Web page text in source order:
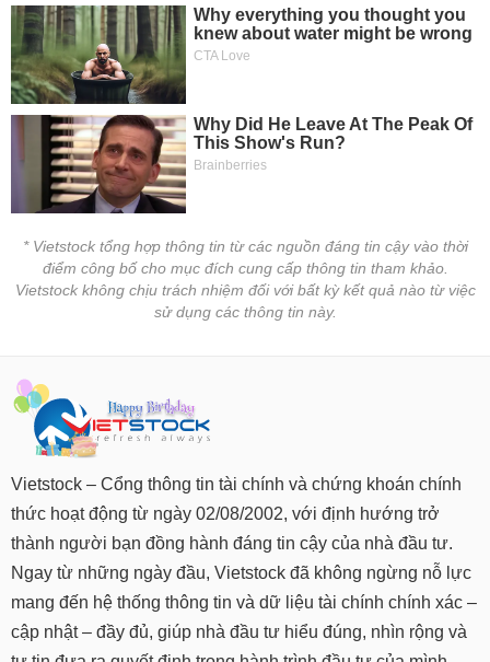
* Vietstock tổng hợp thông tin từ các nguồn đáng tin cậy vào thời
điểm công bố cho mục đích cung cấp thông tin tham khảo.
Vietstock không chịu trách nhiệm đối với bất kỳ kết quả nào từ việc
sử dụng các thông tin này.
Vietstock – Cổng thông tin tài chính và chứng khoán chính
thức hoạt động từ ngày 02/08/2002, với định hướng trở
thành người bạn đồng hành đáng tin cậy của nhà đầu tư.
Ngay từ những ngày đầu, Vietstock đã không ngừng nỗ lực
mang đến hệ thống thông tin và dữ liệu tài chính chính xác –
cập nhật – đầy đủ, giúp nhà đầu tư hiểu đúng, nhìn rộng và
chính